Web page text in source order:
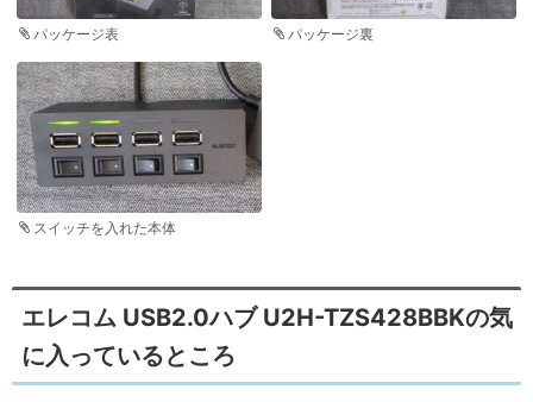
パッケージ表 パッケージ裏
スイッチを入れた本体
エレコム USB2.0ハブ U2H-TZS428BBKの気
に入っているところ